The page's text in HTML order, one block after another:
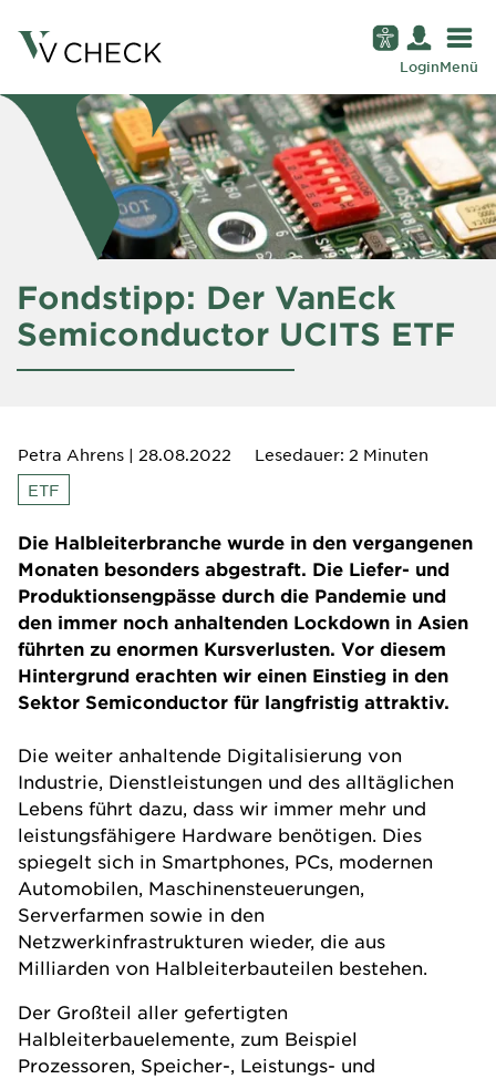
LoginMenü
Fondstipp: Der VanEck
Semiconductor UCITS ETF
Petra Ahrens | 28.08.2022
Lesedauer: 2 Minuten
ETF
Die Halbleiterbranche wurde in den vergangenen
Monaten besonders abgestraft. Die Liefer- und
Produktionsengpässe durch die Pandemie und
den immer noch anhaltenden Lockdown in Asien
führten zu enormen Kursverlusten. Vor diesem
Hintergrund erachten wir einen Einstieg in den
Sektor Semiconductor für langfristig attraktiv.
Die weiter anhaltende Digitalisierung von
Industrie, Dienstleistungen und des alltäglichen
Lebens führt dazu, dass wir immer mehr und
leistungsfähigere Hardware benötigen. Dies
spiegelt sich in Smartphones, PCs, modernen
Automobilen, Maschinensteuerungen,
Serverfarmen sowie in den
Netzwerkinfrastrukturen wieder, die aus
Milliarden von Halbleiterbauteilen bestehen.
Der Großteil aller gefertigten
Halbleiterbauelemente, zum Beispiel
Prozessoren, Speicher-, Leistungs- und